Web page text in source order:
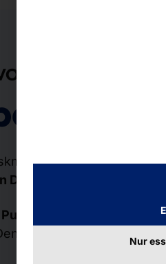
BESTELLUNGEN
POLYTOUCH®
Dispenser
und passt sich
Dispenser gestalten wir
Nur